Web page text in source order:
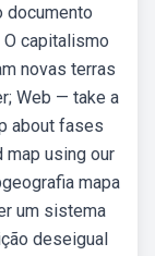
documento
capitalismo
novas terras
Web — take a
about fases
map using our
mapa
um sistema
deseigual